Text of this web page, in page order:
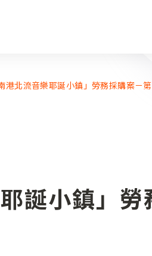
港北流音樂耶誕小鎮」勞務採購案－
誕小鎮」